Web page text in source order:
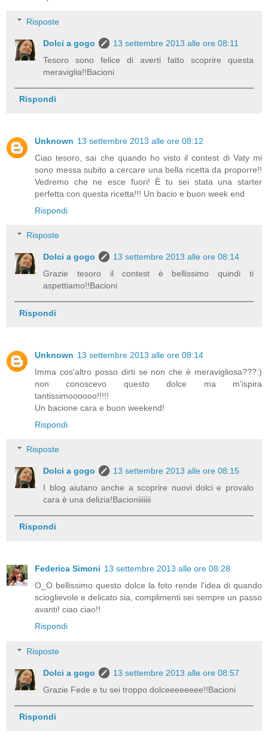
Risposte
Dolci a gogo
13 settembre 2013 alle ore 08:11
Tesoro sono felice di averti fatto scoprire questa
meraviglia!!Bacioni
Rispondi
Unknown 13 settembre 2013 alle ore 08:12
Ciao tesoro, sai che quando ho visto il contest di Vaty mi
sono messa subito a cercare una bella ricetta da proporre!!
Vedremo che ne esce fuori! È tu sei stata una starter
perfetta con questa ricetta!!! Un bacio e buon week end
Rispondi
Risposte
Dolci a gogo
13 settembre 2013 alle ore 08:14
Grazie tesoro il contest è bellissimo quindi ti
aspettiamo!!Bacioni
Rispondi
Unknown 13 settembre 2013 alle ore 08:14
Imma cos'altro posso dirti se non che è meravigliosa???:)
non conoscevo questo dolce ma m'ispira
tantissimoooooo!!!!!
Un bacione cara e buon weekend!
Rispondi
Risposte
Dolci a gogo
13 settembre 2013 alle ore 08:15
I blog aiutano anche a scoprire nuovi dolci e provalo
cara è una delizia!Bacioniiiiiii
Rispondi
Federica Simoni 13 settembre 2013 alle ore 08:28
O_O bellissimo questo dolce la foto rende l'idea di quando
scioglievole e delicato sia, complimenti sei sempre un passo
avanti! ciao ciao!!
Rispondi
Risposte
Dolci a gogo
13 settembre 2013 alle ore 08:57
Grazie Fede e tu sei troppo dolceeeeeeee!!Bacioni
Rispondi